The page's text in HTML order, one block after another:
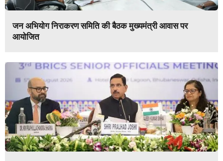
जन अभियोग निराकरण समिति की बैठक मुख्यमंत्री आवास पर
आयोजित